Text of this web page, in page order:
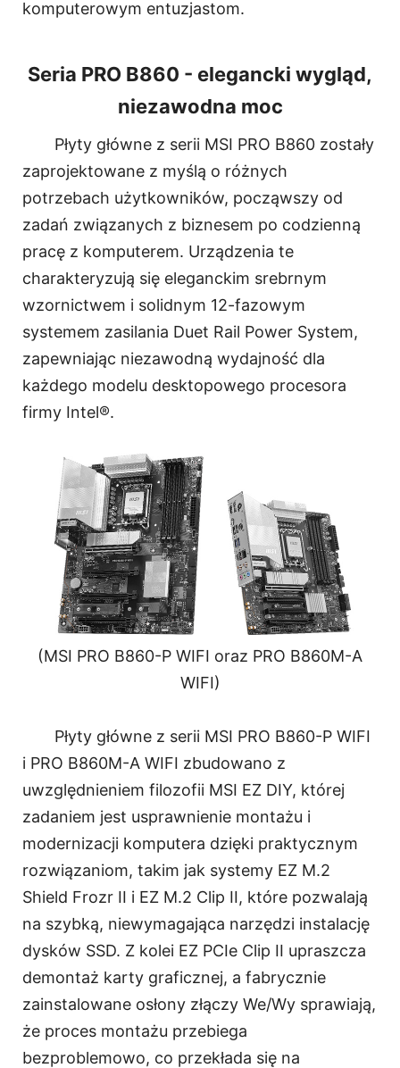
komputerowym entuzjastom.
Seria PRO B860 - elegancki wygląd,
niezawodna moc
Płyty główne z serii MSI PRO B860 zostały
zaprojektowane z myślą o różnych
potrzebach użytkowników, począwszy od
zadań związanych z biznesem po codzienną
pracę z komputerem. Urządzenia te
charakteryzują się eleganckim srebrnym
wzornictwem i solidnym 12-fazowym
systemem zasilania Duet Rail Power System,
zapewniając niezawodną wydajność dla
każdego modelu desktopowego procesora
firmy Intel®.
(MSI PRO B860-P WIFI oraz PRO B860M-A
WIFI)
Płyty główne z serii MSI PRO B860-P WIFI
i PRO B860M-A WIFI zbudowano z
uwzględnieniem filozofii MSI EZ DIY, której
zadaniem jest usprawnienie montażu i
modernizacji komputera dzięki praktycznym
rozwiązaniom, takim jak systemy EZ M.2
Shield Frozr II i EZ M.2 Clip II, które pozwalają
na szybką, niewymagająca narzędzi instalację
dysków SSD. Z kolei EZ PCIe Clip II upraszcza
demontaż karty graficznej, a fabrycznie
zainstalowane osłony złączy We/Wy sprawiają,
że proces montażu przebiega
bezproblemowo, co przekłada się na